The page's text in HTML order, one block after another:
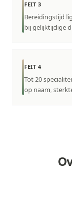
FEIT 3
Bereidingstijd
bij gelijktijdige
FEIT 4
Tot 20
op naam,